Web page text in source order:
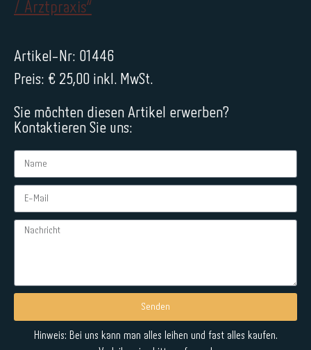
/ Arztpraxis“
Artikel-Nr: 01446
Preis: € 25,00 inkl. MwSt.
Sie möchten diesen Artikel erwerben?
Kontaktieren Sie uns:
Senden
Alternative:
Hinweis: Bei uns kann man alles leihen und fast alles kaufen.